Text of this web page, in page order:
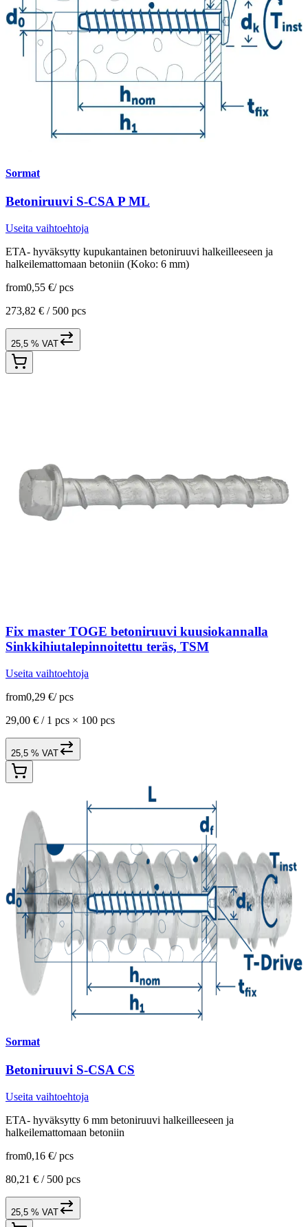
Sormat
Betoniruuvi S-CSA P ML
Useita vaihtoehtoja
ETA- hyväksytty kupukantainen betoniruuvi halkeilleeseen ja
halkeilemattomaan betoniin (Koko: 6 mm)
from0,55 €/ pcs
273,82 € / 500 pcs
25,5 % VAT
Fix master TOGE betoniruuvi kuusiokannalla
Sinkkihiutalepinnoitettu teräs, TSM
Useita vaihtoehtoja
from0,29 €/ pcs
29,00 € / 1 pcs × 100 pcs
25,5 % VAT
Sormat
Betoniruuvi S-CSA CS
Useita vaihtoehtoja
ETA- hyväksytty 6 mm betoniruuvi halkeilleeseen ja
halkeilemattomaan betoniin
from0,16 €/ pcs
80,21 € / 500 pcs
25,5 % VAT